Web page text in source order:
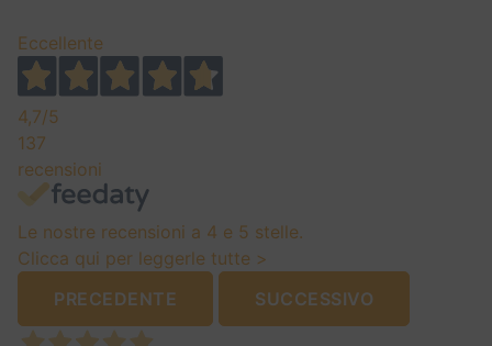
Eccellente
4,7/5
137
recensioni
Le nostre recensioni a 4 e 5 stelle.
Clicca qui per leggerle tutte >
PRECEDENTE
SUCCESSIVO